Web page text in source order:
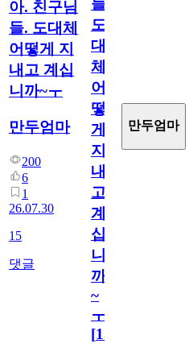
아. 친구님
들. 도대체
어떻게 지
내고 계십
니까~ㅜ
만두엄마
200
6
1
26.07.30
15
댓글
들.
도
대
체
어
떻
게
지
내
고
계
십
니
까
~
ㅜ
[15
만두엄마